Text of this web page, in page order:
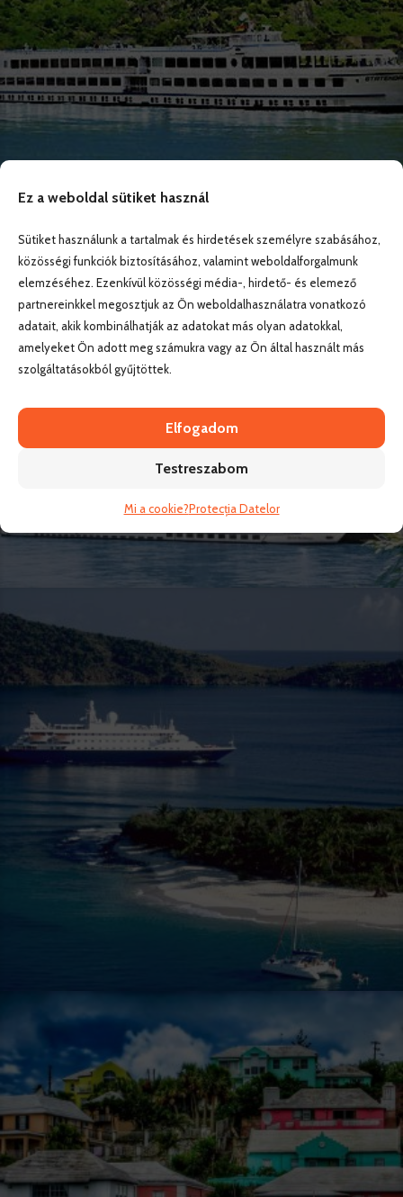
Ez a weboldal sütiket használ
Sütiket használunk a tartalmak és hirdetések személyre szabásához,
közösségi funkciók biztosításához, valamint weboldalforgalmunk
elemzéséhez. Ezenkívül közösségi média-, hirdető- és elemező
partnereinkkel megosztjuk az Ön weboldalhasználatra vonatkozó
adatait, akik kombinálhatják az adatokat más olyan adatokkal,
amelyeket Ön adott meg számukra vagy az Ön által használt más
szolgáltatásokból gyűjtöttek.
Elfogadom
Testreszabom
Mi a cookie?Protecția Datelor